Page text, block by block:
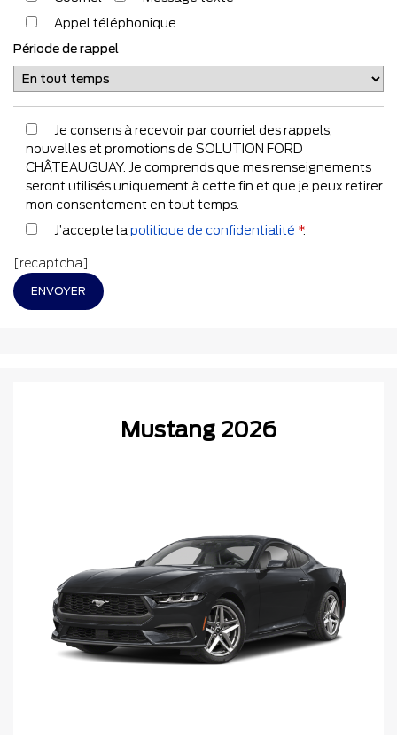
Appel téléphonique
Période de rappel
Je consens à recevoir par courriel des rappels,
nouvelles et promotions de SOLUTION FORD
CHÂTEAUGUAY. Je comprends que mes renseignements
seront utilisés uniquement à cette fin et que je peux retirer
mon consentement en tout temps.
J’accepte la politique de confidentialité *.
[recaptcha]
Mustang 2026